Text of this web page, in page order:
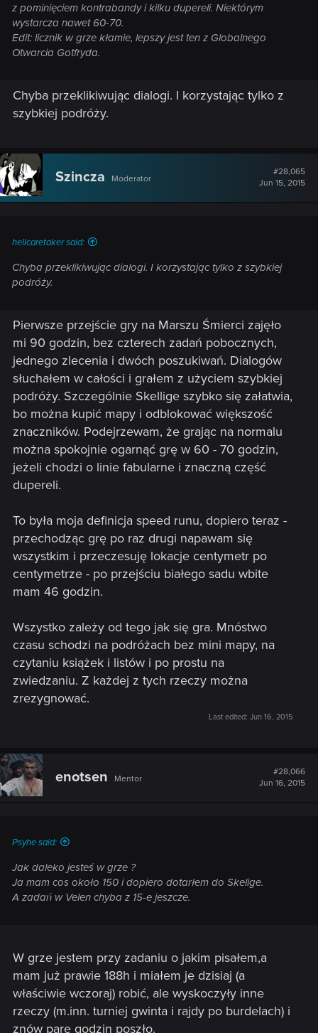
z pominięciem kontrabandy i kilku dupereli. Niektórym
wystarcza nawet 60-70.
Edit: licznik w grze kłamie, lepszy jest ten z Globalnego
Otwarcia Gotfryda.
Chyba przeklikiwując dialogi. I korzystając tylko z
szybkiej podróży.
Szincza Moderator
#28,065
Jun 15, 2015
hellcaretaker said:
Chyba przeklikiwując dialogi. I korzystając tylko z szybkiej
podróży.
Pierwsze przejście gry na Marszu Śmierci zajęło
mi 90 godzin, bez czterech zadań pobocznych,
jednego zlecenia i dwóch poszukiwań. Dialogów
słuchałem w całości i grałem z użyciem szybkiej
podróży. Szczególnie Skellige szybko się załatwia,
bo można kupić mapy i odblokować większość
znaczników. Podejrzewam, że grając na normalu
można spokojnie ogarnąć grę w 60 - 70 godzin,
jeżeli chodzi o linie fabularne i znaczną część
dupereli.
To była moja definicja speed runu, dopiero teraz -
przechodząc grę po raz drugi napawam się
wszystkim i przeczesuję lokacje centymetr po
centymetrze - po przejściu białego sadu wbite
mam 46 godzin.
Wszystko zależy od tego jak się gra. Mnóstwo
czasu schodzi na podróżach bez mini mapy, na
czytaniu książek i listów i po prostu na
zwiedzaniu. Z każdej z tych rzeczy można
zrezygnować.
Last edited: Jun 16, 2015
enotsen Mentor
#28,066
Jun 16, 2015
Psyhe said:
Jak daleko jesteś w grze ?
Ja mam cos około 150 i dopiero dotarłem do Skelige.
A zadań w Velen chyba z 15-e jeszcze.
W grze jestem przy zadaniu o jakim pisałem,a
mam już prawie 188h i miałem je dzisiaj (a
właściwie wczoraj) robić, ale wyskoczyły inne
rzeczy (m.inn. turniej gwinta i rajdy po burdelach) i
znów parę godzin poszło.